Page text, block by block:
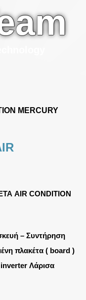
MERCURY
AIR CONDITION
– Συντήρηση
πλακέτα ( board )
inverter Λάρισα